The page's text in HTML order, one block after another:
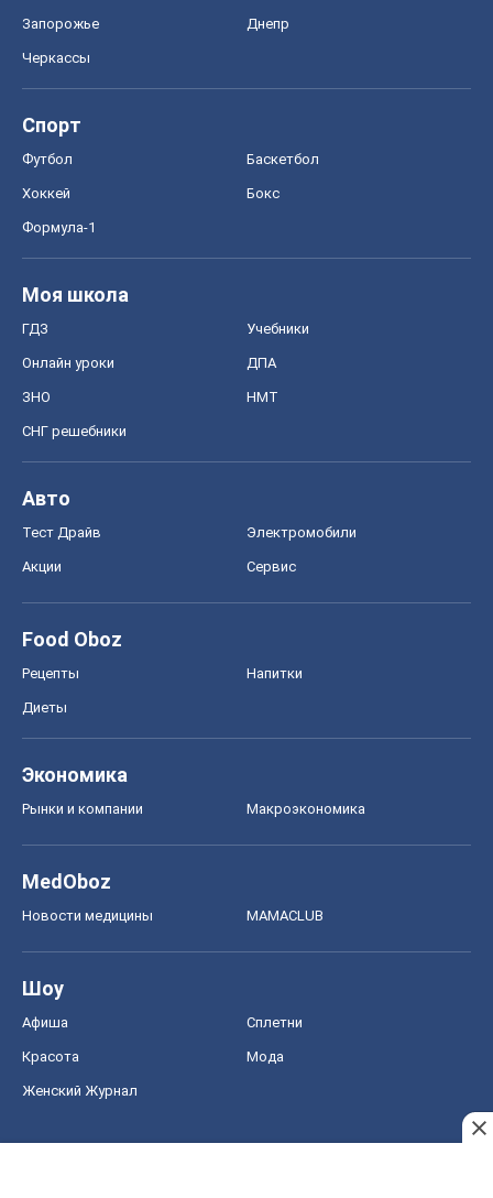
Запорожье Днепр
Черкассы
Спорт
Футбол Баскетбол
Хоккей Бокс
Формула-1
Моя школа
ГДЗ Учебники
Онлайн уроки ДПА
ЗНО НМТ
СНГ решебники
Авто
Тест Драйв Электромобили
Акции Сервис
Food Oboz
Рецепты Напитки
Диеты
Экономика
Рынки и компании Mакроэкономика
MedOboz
Новости медицины MAMACLUB
Шоу
Афиша Сплетни
Красота Мода
Женский Журнал